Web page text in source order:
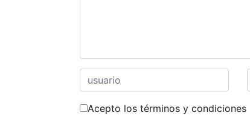
Acepto los términos y condiciones